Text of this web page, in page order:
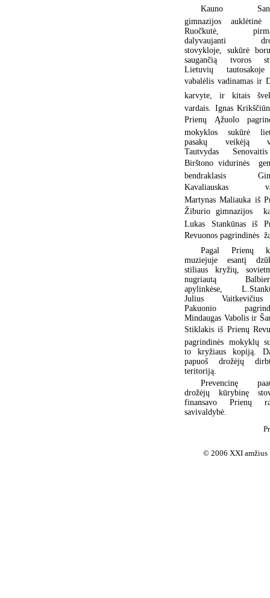
Kauno
gimnazijos auklėtinė
Ruočkutė,
dalyvaujanti
stovykloje, sukūrė
saugančią tvoros
Lietuvių
vabalėlis vadinamas ir
karvyte, ir kitais
vardais. Ignas
Prienų Ąžuolo
mokyklos sukūrė
pasakų veikėją
Tautvydas
Birštono vidurinės 
bendraklasis
Kavaliauskas 
Martynas Maliauka iš
Žiburio gimnazijos 
Lukas Stankūnas iš
Revuonos pagrindinės 
Pagal Prienų
muziejuje esantį
stiliaus kryžių,
nugriautą
apylinkėse,
Julius
Pakuonio
Mindaugas Vabolis ir
Stiklakis iš Prienų
pagrindinės mokyklų
to kryžiaus kopiją.
papuoš drožėjų
teritoriją.
Prevencinę
drožėjų kūrybinę
finansavo Prienų
savivaldybė.
© 2006 XXI amžius